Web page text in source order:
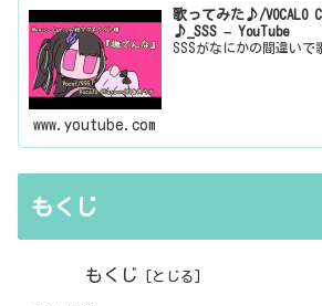
歌ってみた♪/VOCALO
♪_SSS – YouTube
SSSがなにかの間違い
www.youtube.com
もくじ
もくじ